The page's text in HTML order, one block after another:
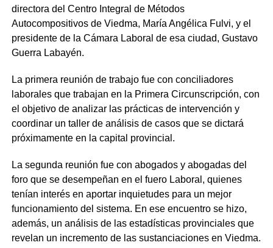
directora del Centro Integral de Métodos
Autocompositivos de Viedma, María Angélica Fulvi, y el
presidente de la Cámara Laboral de esa ciudad, Gustavo
Guerra Labayén.
La primera reunión de trabajo fue con conciliadores
laborales que trabajan en la Primera Circunscripción, con
el objetivo de analizar las prácticas de intervención y
coordinar un taller de análisis de casos que se dictará
próximamente en la capital provincial.
La segunda reunión fue con abogados y abogadas del
foro que se desempeñan en el fuero Laboral, quienes
tenían interés en aportar inquietudes para un mejor
funcionamiento del sistema. En ese encuentro se hizo,
además, un análisis de las estadísticas provinciales que
revelan un incremento de las sustanciaciones en Viedma.